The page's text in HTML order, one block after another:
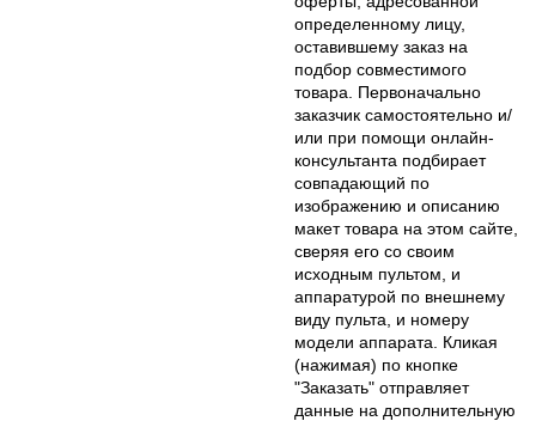
определенному лицу,
оставившему заказ на
подбор совместимого
товара. Первоначально
заказчик самостоятельно и/
или при помощи онлайн-
консультанта подбирает
совпадающий по
изображению и описанию
макет товара на этом сайте,
сверяя его со своим
исходным пультом, и
аппаратурой по внешнему
виду пульта, и номеру
модели аппарата. Кликая
(нажимая) по кнопке
"Заказать" отправляет
данные на дополнительную